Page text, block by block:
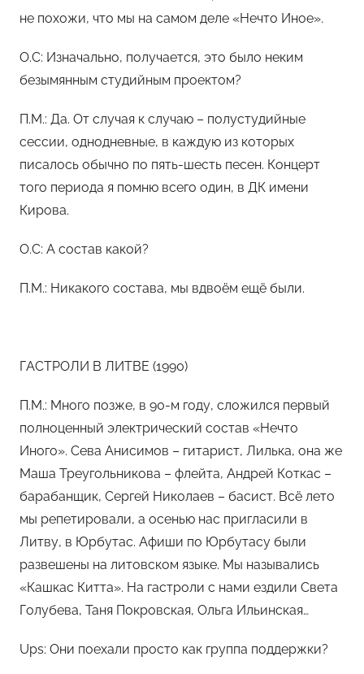
не похожи, что мы на самом деле «Нечто Иное».
О.С: Изначально, получается, это было неким
безымянным студийным проектом?
П.М.: Да. От случая к случаю – полустудийные
сессии, однодневные, в каждую из которых
писалось обычно по пять-шесть песен. Концерт
того периода я помню всего один, в ДК имени
Кирова.
О.С: А состав какой?
П.М.: Никакого состава, мы вдвоём ещё были.
ГАСТРОЛИ В ЛИТВЕ (1990)
П.М.: Много позже, в 90-м году, сложился первый
полноценный электрический состав «Нечто
Иного». Сева Анисимов – гитарист, Лилька, она же
Маша Треугольникова – флейта, Андрей Коткас –
барабанщик, Сергей Николаев – басист. Всё лето
мы репетировали, а осенью нас пригласили в
Литву, в Юрбутас. Афиши по Юрбутасу были
развешены на литовском языке. Мы назывались
«Кашкас Китта». На гастроли с нами ездили Света
Голубева, Таня Покровская, Ольга Ильинская…
Ups: Они поехали просто как группа поддержки?